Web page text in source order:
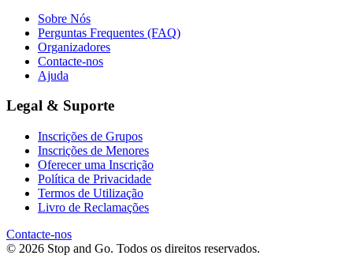
Sobre Nós
Perguntas Frequentes (FAQ)
Organizadores
Contacte-nos
Ajuda
Legal & Suporte
Inscrições de Grupos
Inscrições de Menores
Oferecer uma Inscrição
Política de Privacidade
Termos de Utilização
Livro de Reclamações
Contacte-nos
© 2026 Stop and Go. Todos os direitos reservados.